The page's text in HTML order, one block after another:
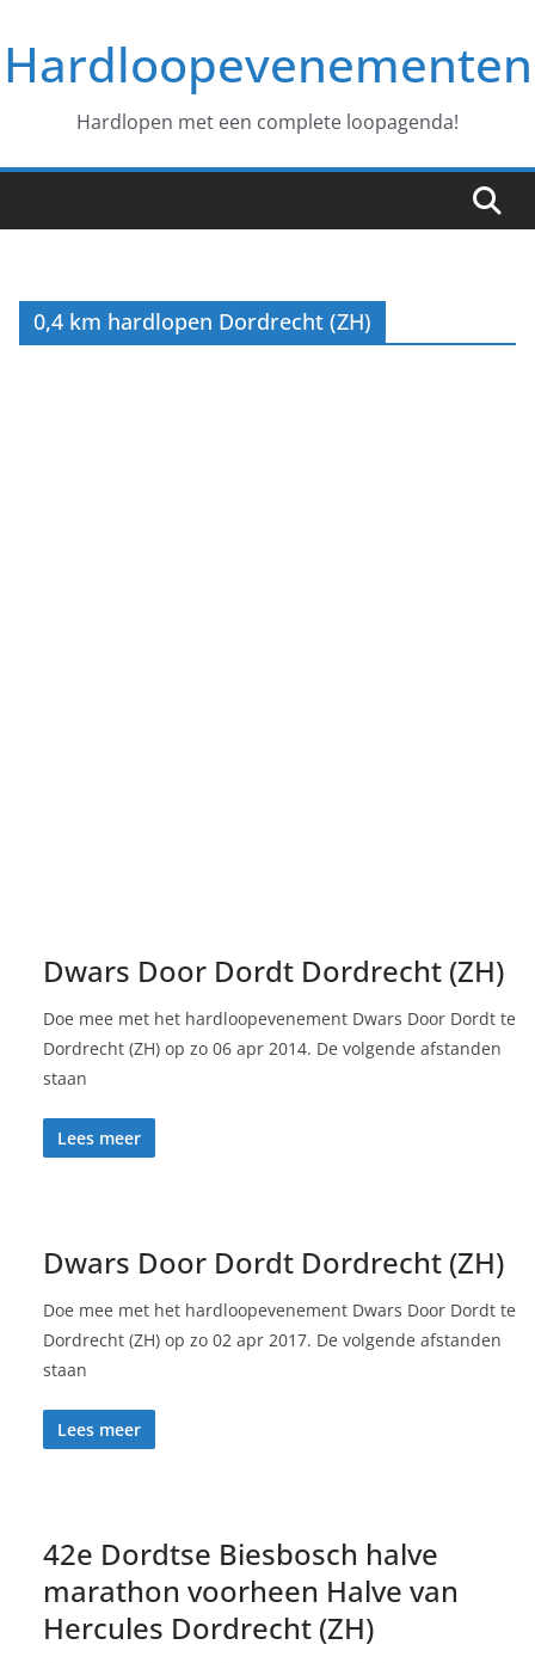
naar
deHardloopevenementen
Hardlopen met een complete loopagenda!
0,4 km hardlopen Dordrecht (ZH)
Dwars Door Dordt Dordrecht (ZH)
Doe mee met het hardloopevenement Dwars Door Dordt te
Dordrecht (ZH) op zo 06 apr 2014. De volgende afstanden
staan
Lees meer
Dwars Door Dordt Dordrecht (ZH)
Doe mee met het hardloopevenement Dwars Door Dordt te
Dordrecht (ZH) op zo 02 apr 2017. De volgende afstanden
staan
Lees meer
42e Dordtse Biesbosch halve
marathon voorheen Halve van
Hercules Dordrecht (ZH)